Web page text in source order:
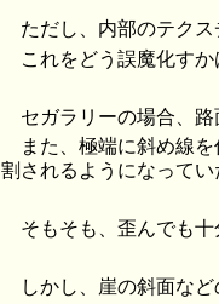
ただし、内部のテクス
これをどう誤魔化すか
セガラリーの場合、
また、極端に斜め線
割されるようになってい
そもそも、歪んでも
しかし、崖の斜面な